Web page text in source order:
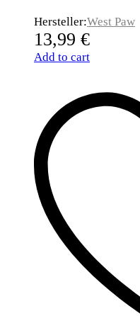
Hersteller:West Paw
13,99 €
Add to cart